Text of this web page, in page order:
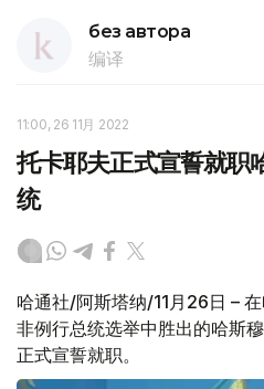
без автора
编译
11:00, 26 11月 2022
托卡耶夫正式宣誓就职
统
哈通社/阿斯塔纳/11月26日 –
非例行总统选举中胜出的哈斯
正式宣誓就职。